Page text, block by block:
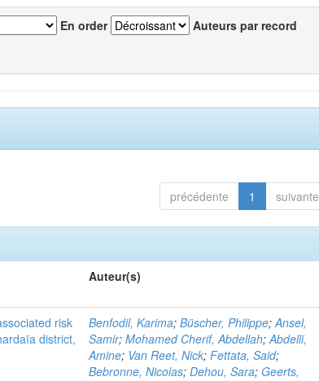
En order Auteurs par record
précédente 1 suivante
Auteur(s)
risk
district,
Benfodil, Karima;Büscher, Philippe;Ansel,
Samir;Mohamed Cherif, Abdellah;Abdelli,
Amine; Van Reet, Nick;Fettata, Said;
Bebronne, Nicolas;Dehou, Sara; Geerts,